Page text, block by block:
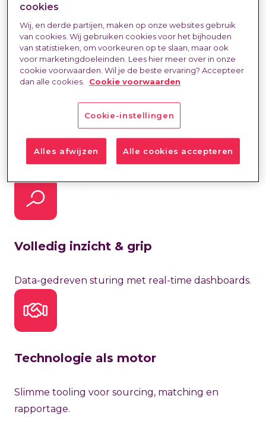
Inzicht in alle personeelskosten én concrete
optimalisatiekansen.
Efficiënte processen
Gestroomlijnde workflows voor recruitment,
inhuur en planning.
Volledig inzicht & grip
Data-gedreven sturing met real-time dashboards.
Technologie als motor
Slimme tooling voor sourcing, matching en
rapportage.
cookies
Wij, en derde partijen, maken op onze websites gebruik
van cookies. Wij gebruiken cookies voor het bijhouden
van statistieken, om voorkeuren op te slaan, maar ook
voor marketingdoeleinden. Lees hier meer over in onze
cookie voorwaarden. Wil je de beste ervaring? Accepteer
dan alle cookies.
Cookie voorwaarden
Cookie-instellingen
Alles afwijzen Alle cookies accepteren